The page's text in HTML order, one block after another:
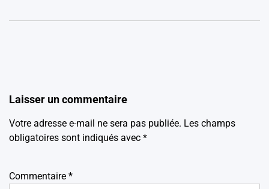
Laisser un commentaire
Votre adresse e-mail ne sera pas publiée. Les champs
obligatoires sont indiqués avec *
Commentaire *